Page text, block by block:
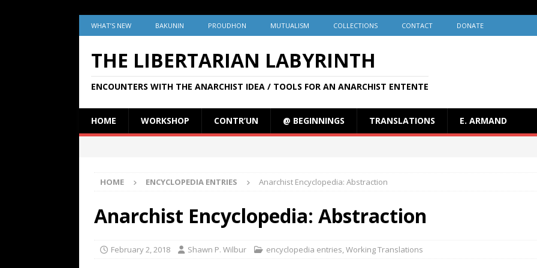
WHAT’S NEW BAKUNIN PROUDHON MUTUALISM COLLECTIONS CONTACT DONATE
THE LIBERTARIAN LABYRINTH
ENCOUNTERS WITH THE ANARCHIST IDEA / TOOLS FOR AN ANARCHIST ENTENTE
HOME WORKSHOP CONTR’UN @ BEGINNINGS TRANSLATIONS E. ARMAND
HOME ENCYCLOPEDIA ENTRIES Anarchist Encyclopedia: Abstraction
Anarchist Encyclopedia: Abstraction
February 2, 2018 Shawn P. Wilbur encyclopedia entries,Working Translations